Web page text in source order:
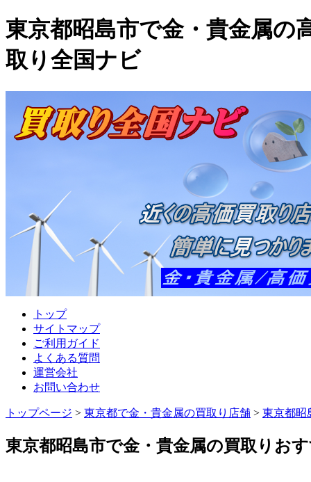
東京都昭島市で金・貴金属の
取り全国ナビ
トップ
サイトマップ
ご利用ガイド
よくある質問
運営会社
お問い合わせ
トップページ > 東京都で金・貴金属の買取り店舗 > 東京都昭
東京都昭島市で金・貴金属の買取りお